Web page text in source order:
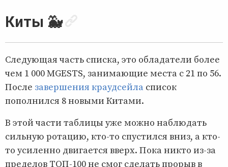
Киты 🐳
Следующая часть списка, это обладатели более
чем 1 000 MGESTS, занимающие места с 21 по 56.
После завершения краудсейла список
пополнился 8 новыми Китами.
В этой части таблицы уже можно наблюдать
сильную ротацию, кто-то спустился вниз, а кто-
то усиленно двигается вверх. Пока никто из-за
пределов ТОП-100 не смог сделать прорыв в